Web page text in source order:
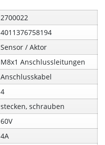
2700022
4011376758194
Sensor / Aktor
M8x1 Anschlussleitungen
Anschlusskabel
4
stecken, schrauben
60V
4A